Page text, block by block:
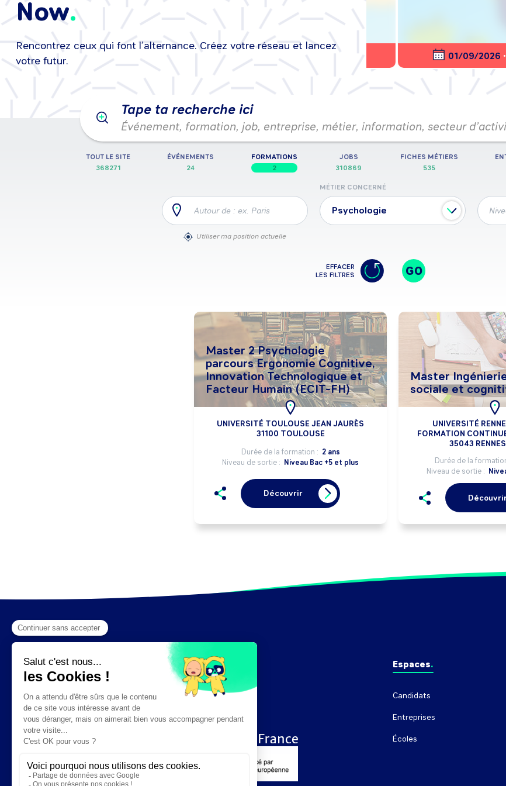
Now
Rencontrez ceux qui font l’alternance. Créez votre réseau et lancez
votre futur.
25/08/2026 01/09/2026• 01/
Tape ta recherche ici
Événement, formation, job, entreprise, métier, information, secteur
TOUT LE SITE
368271
ÉVÉNEMENTS
24
FORMATIONS
2
JOBS
310869
FICHES MÉTIERS
535
EFFACER
LES FILTRES
Autour de : ex. Paris
Utiliser ma position actuelle
MÉTIER CONCERNÉ
Psychologie
GO
Master 2 Psychologie
parcours Ergonomie Cognitive,
Innovation Technologique et
Facteur Humain (ECIT-FH)
UNIVERSITÉ TOULOUSE JEAN JAURÈS
31100 TOULOUSE
Durée de la formation : 2 ans
Niveau de sortie : Niveau Bac +5 et plus
Découvrir
Master
sociale et
UNIVERSITÉ
FORMATION
35043
Durée de la
Niveau de sortie :
Espaces
Candidats
Entreprises
Écoles